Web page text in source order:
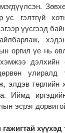
ус гэлтгүй
үүсгээд
оргил үе нь
дэлхийн
улиралд
элдэв төрлийн
Иймд
эсрэг
гажигтай